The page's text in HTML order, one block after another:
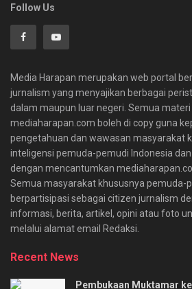
Follow Us
Media Harapan merupakan web portal
jurnalism yang menyajikan berbagai
dalam maupun luar negeri. Semua
mediaharapan.com boleh di copy guna
pengetahuan dan wawasan masyarakat
inteligensi pemuda-pemudi Indonesia
dengan mencantumkan
Semua masyarakat khususnya pemuda-
berpartisipasi sebagai citizen jurnalism
informasi, berita, artikel, opini atau foto
melalui alamat email Redaksi.
Recent News
Pembukaan Muktamar